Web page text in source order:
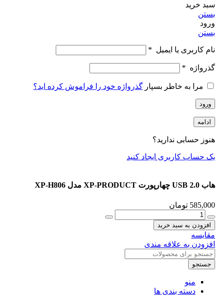
سبد خرید
بستن
ورود
بستن
نام کاربری یا ایمیل *
گذرواژه *
مرا به خاطر بسپار گذرواژه خود را فراموش کرده اید؟
ورود
ادامه
هنوز حسابی ندارید؟
یک حساب کاربری ایجاد کنید
هاب USB 2.0 چهارپورت XP-PRODUCT مدل XP-H806
585,000 تومان
هاب
USB
2.0
چهارپورت
XP-
PRODUCT
مدل
H806
عدد
افزودن به سبد خرید
مقایسه
افزودن به علاقه مندی
جستجو
منو
دسته بندی ها